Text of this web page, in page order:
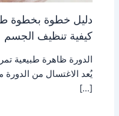
دليل خطوة بخطوة
كيفية تنظيف الجسم
الدورة ظاهرة طبيعية
يُعد الاغتسال من
[…]